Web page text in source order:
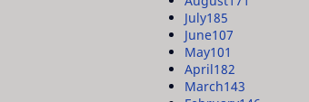
July185
June107
May101
April182
March143